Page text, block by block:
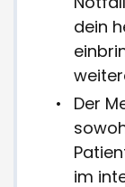
dein
Der
im